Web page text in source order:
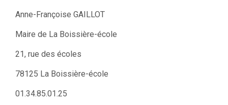
Anne-Françoise GAILLOT
Maire de La Boissière-école
21, rue des écoles
78125 La Boissière-école
01.34.85.01.25